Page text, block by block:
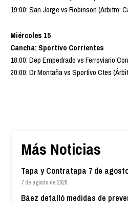
19:00: San Jorge vs Robinson (Árbitro:
Miércoles 15
Cancha: Sportivo Corrientes
18:00: Dep Empedrado vs Ferroviario
20:00: Dr Montaña vs Sportivo Ctes
Más Noticias
Tapa y Contratapa 7 de
7 de agosto de 2026
Báez detalló medidas de